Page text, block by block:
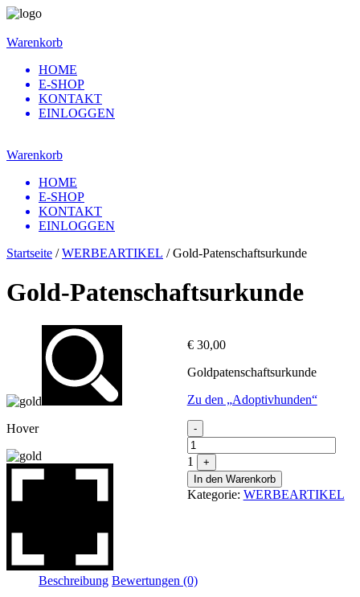
Warenkorb
HOME
E-SHOP
KONTAKT
EINLOGGEN
Warenkorb
HOME
E-SHOP
KONTAKT
EINLOGGEN
Startseite /WERBEARTIKEL / Gold-Patenschaftsurkunde
Gold-Patenschaftsurkunde
Hover
€30,00
Goldpatenschaftsurkunde
Zu den „Adoptivhunden“
Quantity
-
1
+
In den Warenkorb
Kategorie: WERBEARTIKEL
Beschreibung Bewertungen (0)